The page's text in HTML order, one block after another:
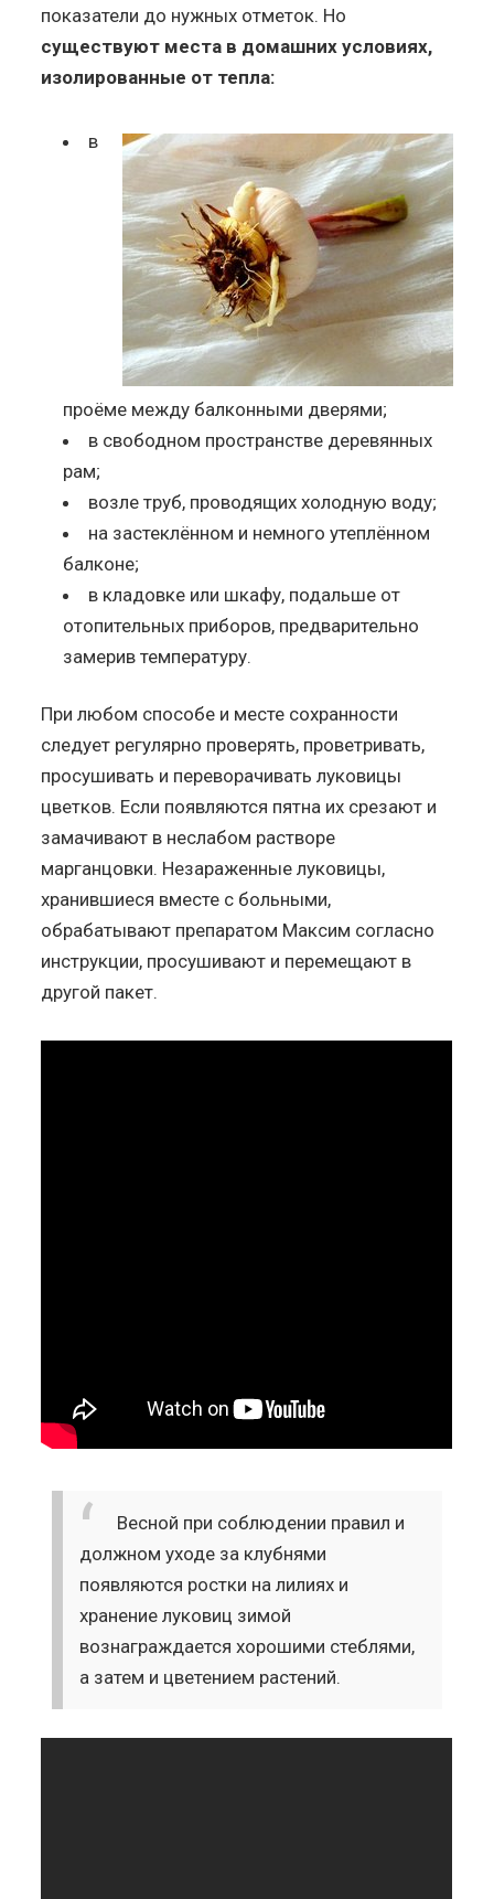
показатели до нужных отметок. Но
существуют места в домашних условиях,
изолированные от тепла:
в
проёме между балконными дверями;
в свободном пространстве деревянных
рам;
возле труб, проводящих холодную воду;
на застеклённом и немного утеплённом
балконе;
в кладовке или шкафу, подальше от
отопительных приборов, предварительно
замерив температуру.
При любом способе и месте сохранности
следует регулярно проверять, проветривать,
просушивать и переворачивать луковицы
цветков. Если появляются пятна их срезают и
замачивают в неслабом растворе
марганцовки. Незараженные луковицы,
хранившиеся вместе с больными,
обрабатывают препаратом Максим согласно
инструкции, просушивают и перемещают в
другой пакет.
Весной при соблюдении правил и
должном уходе за клубнями
появляются ростки на лилиях и
хранение луковиц зимой
вознаграждается хорошими стеблями,
а затем и цветением растений.